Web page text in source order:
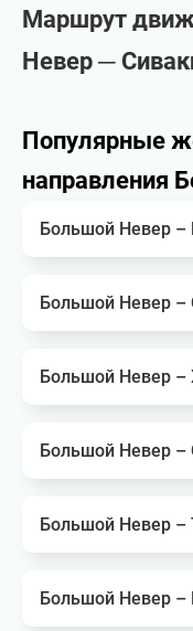
Маршрут
Невер ─
Популярные
направления
Большой Невер –
Большой Невер –
Большой Невер –
Большой Невер –
Большой Невер –
Большой Невер –